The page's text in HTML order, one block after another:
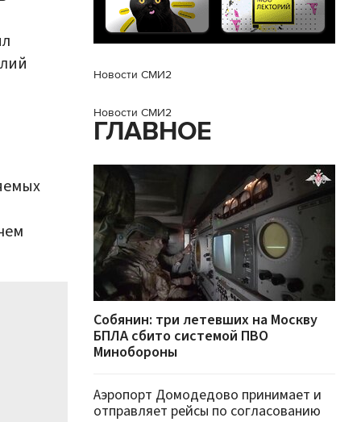
Новости СМИ2
Новости СМИ2
ГЛАВНОЕ
Собянин: три летевших на Москву
БПЛА сбито системой ПВО
Минобороны
Аэропорт Домодедово принимает и
отправляет рейсы по согласованию